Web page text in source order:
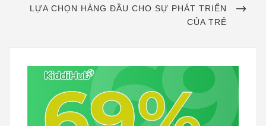
POST
LỰA CHỌN HÀNG ĐẦU CHO SỰ PHÁT TRIỂN
CỦA TRẺ